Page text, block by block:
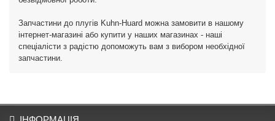
Запчастини до плугів Kuhn-Huard можна замовити в нашому
інтернет-магазині або купити у наших магазинах - наші
спеціалісти з радістю допоможуть вам з вибором необхідної
запчастини.